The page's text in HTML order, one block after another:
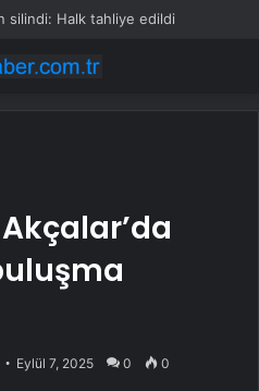
silindi: Halk tahliye edildi
Eylül 7, 2025 0 0